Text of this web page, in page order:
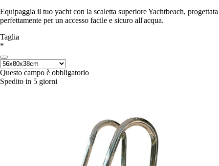
Equipaggia il tuo yacht con la scaletta superiore Yachtbeach, progettata
perfettamente per un accesso facile e sicuro all'acqua.
Taglia
*
Questo campo è obbligatorio
Spedito in 5 giorni